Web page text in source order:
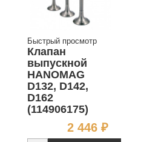
Быстрый просмотр
Клапан
выпускной
HANOMAG
D132, D142,
D162
(114906175)
2 446 ₽Цена